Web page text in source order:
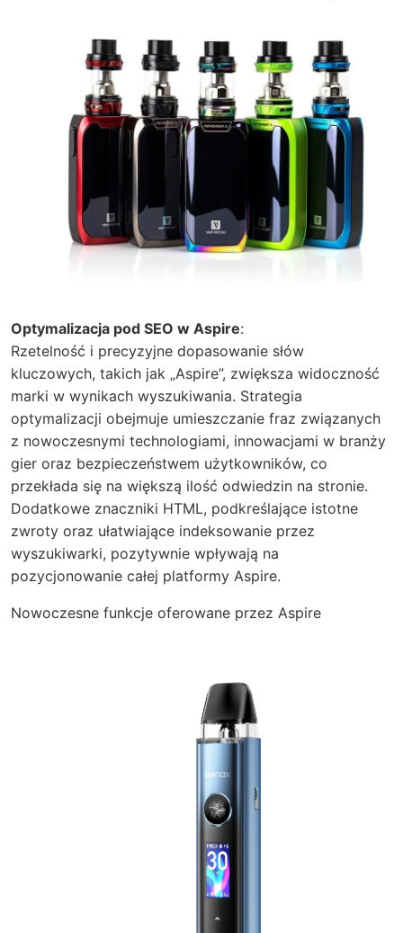
Optymalizacja pod SEO w Aspire:
Rzetelność i precyzyjne dopasowanie słów
kluczowych, takich jak „Aspire”, zwiększa widoczność
marki w wynikach wyszukiwania. Strategia
optymalizacji obejmuje umieszczanie fraz związanych
z nowoczesnymi technologiami, innowacjami w branży
gier oraz bezpieczeństwem użytkowników, co
przekłada się na większą ilość odwiedzin na stronie.
Dodatkowe znaczniki HTML, podkreślające istotne
zwroty oraz ułatwiające indeksowanie przez
wyszukiwarki, pozytywnie wpływają na
pozycjonowanie całej platformy Aspire.
Nowoczesne funkcje oferowane przez Aspire